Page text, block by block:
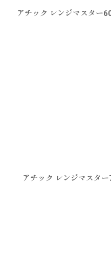
アチック レンジマスター
アチック レンジマスタ